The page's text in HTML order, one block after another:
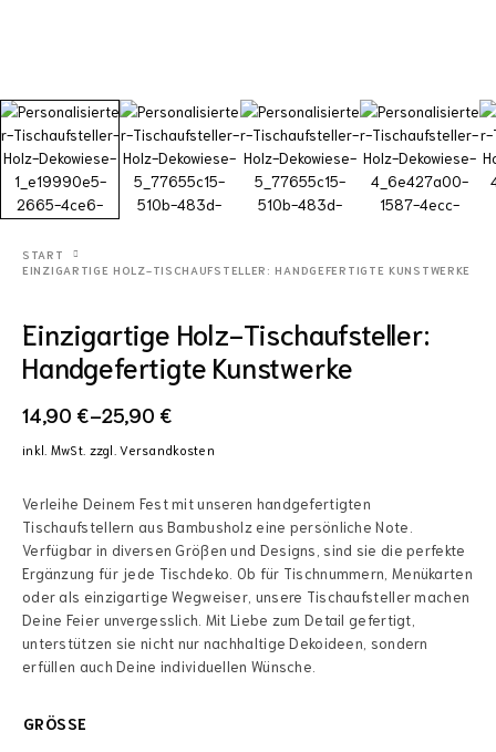
START
EINZIGARTIGE HOLZ-TISCHAUFSTELLER: HANDGEFERTIGTE KUNSTWERKE
Einzigartige Holz-Tischaufsteller:
Handgefertigte Kunstwerke
14,90 €–25,90 €
Verleihe Deinem Fest mit unseren handgefertigten
Tischaufstellern aus Bambusholz eine persönliche Note.
Verfügbar in diversen Größen und Designs, sind sie die perfekte
Ergänzung für jede Tischdeko. Ob für Tischnummern, Menükarten
oder als einzigartige Wegweiser, unsere Tischaufsteller machen
Deine Feier unvergesslich. Mit Liebe zum Detail gefertigt,
unterstützen sie nicht nur nachhaltige Dekoideen, sondern
erfüllen auch Deine individuellen Wünsche.
GRÖSSE
inkl. MwSt. zzgl.Versandkosten